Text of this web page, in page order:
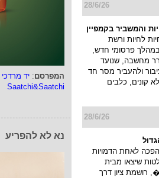
המפרסם: יד מרדכי
Saatchi&Saatchi
נא לא להפריע
28/6/26
והמשביר בקמפיין
לחיות ורשת
פרסומי חדש,
מחשבה, שנועד
ולהעביר מסר חד
קונים, כלבים
28/6/26
לאחת הדמויות
שיצאו מבית
רושמת ציון דרך